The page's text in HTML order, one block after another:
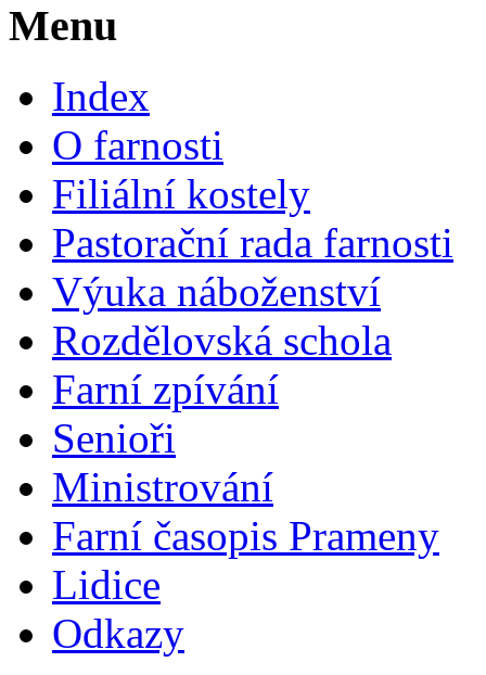
Menu
Index
O farnosti
Filiální kostely
Pastorační rada farnosti
Výuka náboženství
Rozdělovská schola
Farní zpívání
Senioři
Ministrování
Farní časopis Prameny
Lidice
Odkazy